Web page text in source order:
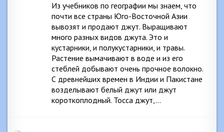
Из учебников по географии мы знаем, что
почти все страны Юго-Восточной Азии
вывозят и продают джут. Выращивают
много разных видов джута. Это и
кустарники, и полукустарники, и травы.
Растение вымачивают в воде и из его
стеблей добывают очень прочное волокно.
С древнейших времен в Индии и Пакистане
возделывают белый джут или джут
короткоплодный. Тосса джут,…